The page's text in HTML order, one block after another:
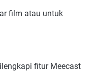
film atau untuk
fitur Meecast